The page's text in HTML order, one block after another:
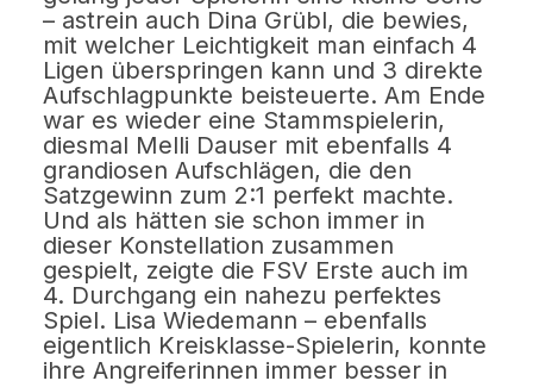
– astrein auch Dina Grübl, die bewies,
mit welcher Leichtigkeit man einfach 4
Ligen überspringen kann und 3 direkte
Aufschlagpunkte beisteuerte. Am Ende
war es wieder eine Stammspielerin,
diesmal Melli Dauser mit ebenfalls 4
grandiosen Aufschlägen, die den
Satzgewinn zum 2:1 perfekt machte.
Und als hätten sie schon immer in
dieser Konstellation zusammen
gespielt, zeigte die FSV Erste auch im
4. Durchgang ein nahezu perfektes
Spiel. Lisa Wiedemann – ebenfalls
eigentlich Kreisklasse-Spielerin, konnte
ihre Angreiferinnen immer besser in